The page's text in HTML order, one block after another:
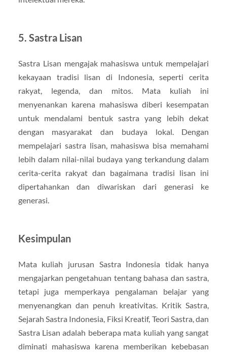
5. Sastra Lisan
Sastra Lisan mengajak mahasiswa untuk mempelajari
kekayaan tradisi lisan di Indonesia, seperti cerita
rakyat, legenda, dan mitos. Mata kuliah ini
menyenankan karena mahasiswa diberi kesempatan
untuk mendalami bentuk sastra yang lebih dekat
dengan masyarakat dan budaya lokal. Dengan
mempelajari sastra lisan, mahasiswa bisa memahami
lebih dalam nilai-nilai budaya yang terkandung dalam
cerita-cerita rakyat dan bagaimana tradisi lisan ini
dipertahankan dan diwariskan dari generasi ke
generasi.
Kesimpulan
Mata kuliah jurusan Sastra Indonesia tidak hanya
mengajarkan pengetahuan tentang bahasa dan sastra,
tetapi juga memperkaya pengalaman belajar yang
menyenangkan dan penuh kreativitas. Kritik Sastra,
Sejarah Sastra Indonesia, Fiksi Kreatif, Teori Sastra, dan
Sastra Lisan adalah beberapa mata kuliah yang sangat
diminati mahasiswa karena memberikan kebebasan